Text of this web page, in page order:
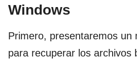
Windows
Primero, presentaremos un
para recuperar los archivos